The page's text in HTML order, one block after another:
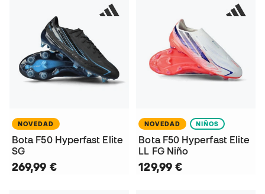
NOVEDAD
Bota F50 Hyperfast Elite
SG
269,99 €
NOVEDAD NIÑOS
Bota F50 Hyperfast Elite
LL FG Niño
129,99 €